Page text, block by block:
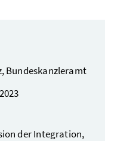
Bundeskanzleramt
der Integration,